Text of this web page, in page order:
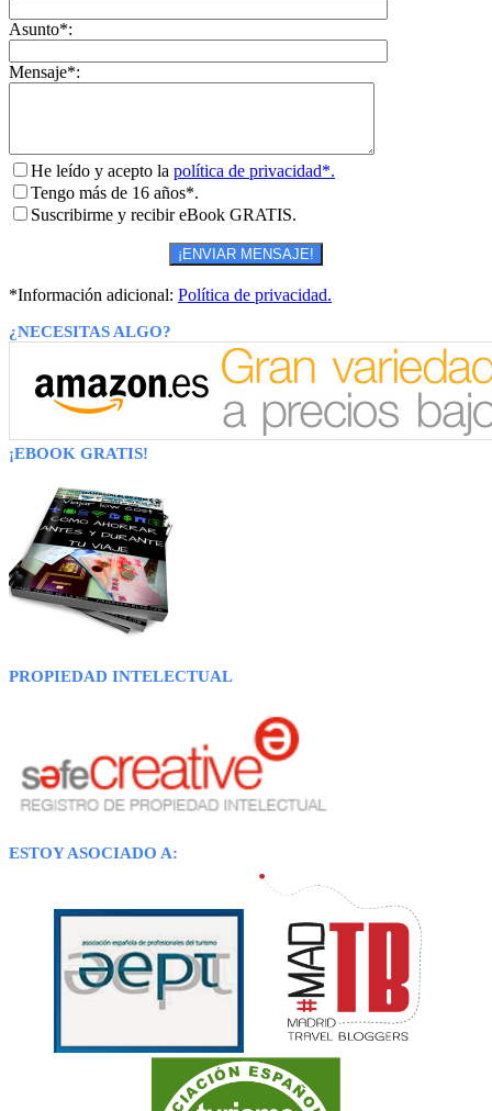
Asunto*:
Mensaje*:
He leído y acepto la política de privacidad*.
Tengo más de 16 años*.
Suscribirme y recibir eBook GRATIS.
*Información adicional: Política de privacidad.
¿NECESITAS ALGO?
¡EBOOK GRATIS!
PROPIEDAD INTELECTUAL
ESTOY ASOCIADO A: